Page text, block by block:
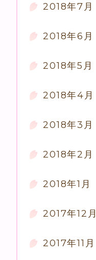
2018年7月
2018年6月
2018年5月
2018年4月
2018年3月
2018年2月
2018年1月
2017年12月
2017年11月